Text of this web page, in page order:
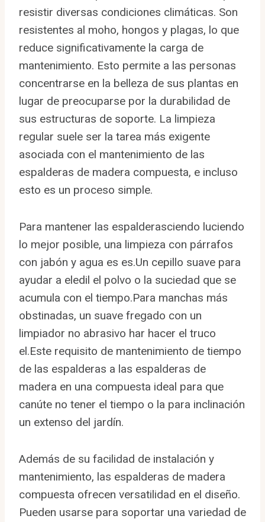
resistir diversas condiciones climáticas. Son
resistentes al moho, hongos y plagas, lo que
reduce significativamente la carga de
mantenimiento. Esto permite a las personas
concentrarse en la belleza de sus plantas en
lugar de preocuparse por la durabilidad de
sus estructuras de soporte. La limpieza
regular suele ser la tarea más exigente
asociada con el mantenimiento de las
espalderas de madera compuesta, e incluso
esto es un proceso simple.
Para mantener las espalderasciendo luciendo
lo mejor posible, una limpieza con párrafos
con jabón y agua es es.Un cepillo suave para
ayudar a eledil el polvo o la suciedad que se
acumula con el tiempo.Para manchas más
obstinadas, un suave fregado con un
limpiador no abrasivo har hacer el truco
el.Este requisito de mantenimiento de tiempo
de las espalderas a las espalderas de
madera en una compuesta ideal para que
canúte no tener el tiempo o la para inclinación
un extenso del jardín.
Además de su facilidad de instalación y
mantenimiento, las espalderas de madera
compuesta ofrecen versatilidad en el diseño.
Pueden usarse para soportar una variedad de